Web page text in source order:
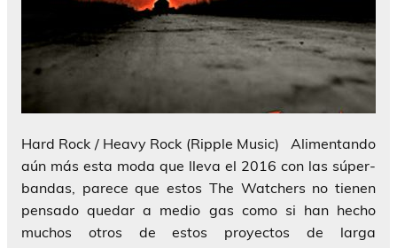
Hard Rock / Heavy Rock (Ripple Music) Alimentando
aún más esta moda que lleva el 2016 con las súper-
bandas, parece que estos The Watchers no tienen
pensado quedar a medio gas como si han hecho
muchos otros de estos proyectos de larga